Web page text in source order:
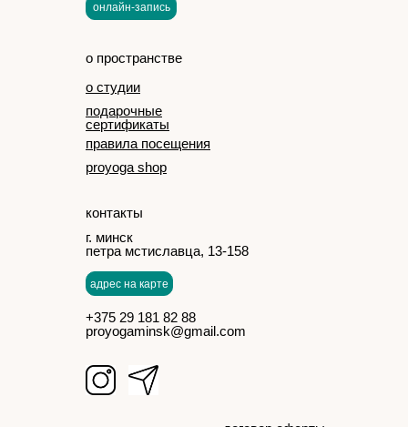
о студии
подарочные
сертификаты
правила посещения
proyoga shop
о пространстве
контакты
+375 29 181 82 88
proyogaminsk@gmail.com
г. минск
петра мстиславца, 13-158
онлайн-запись
адрес на карте